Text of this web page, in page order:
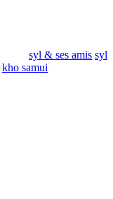
syl & ses amis syl
kho samui